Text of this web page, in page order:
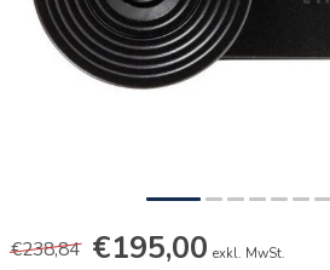
€238,84 €195,00 exkl. MwSt.